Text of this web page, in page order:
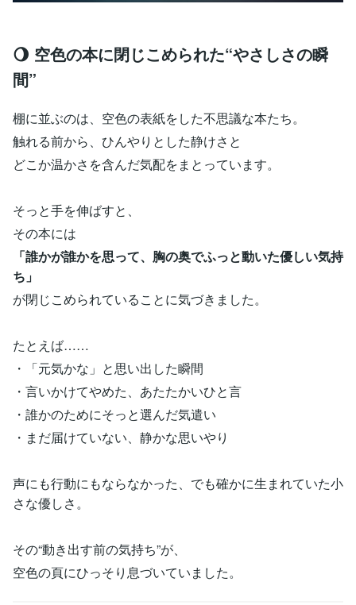
🌖 空色の本に閉じこめられた“やさしさの瞬
間”
棚に並ぶのは、空色の表紙をした不思議な本たち。
触れる前から、ひんやりとした静けさと
どこか温かさを含んだ気配をまとっています。
そっと手を伸ばすと、
その本には
「誰かが誰かを思って、胸の奥でふっと動いた優しい気持
ち」
が閉じこめられていることに気づきました。
たとえば……
・「元気かな」と思い出した瞬間
・言いかけてやめた、あたたかいひと言
・誰かのためにそっと選んだ気遣い
・まだ届けていない、静かな思いやり
声にも行動にもならなかった、でも確かに生まれていた小
さな優しさ。
その“動き出す前の気持ち”が、
空色の頁にひっそり息づいていました。